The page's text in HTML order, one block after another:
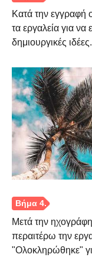
Κατά την εγγραφή
τα εργαλεία για
δημιουργικές ιδέες.
Μετά την
περαιτέρω την
"Ολοκληρώθηκε"